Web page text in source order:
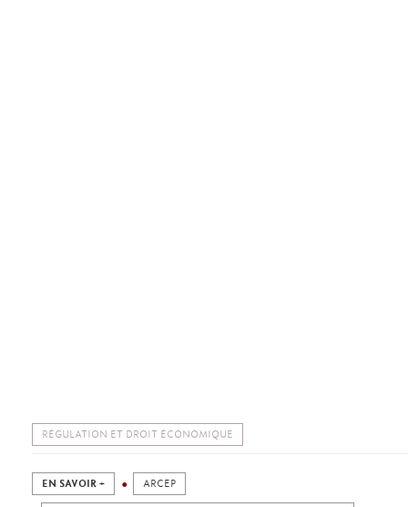
RÉGULATION ET DROIT ÉCONOMIQUE
EN SAVOIR + ARCEP